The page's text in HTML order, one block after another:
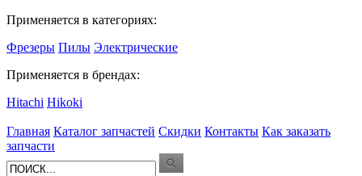
Применяется в категориях:
Фрезеры Пилы Электрические
Применяется в брендах:
Hitachi Hikoki
Главная Каталог запчастей Скидки Контакты Как заказать
запчасти